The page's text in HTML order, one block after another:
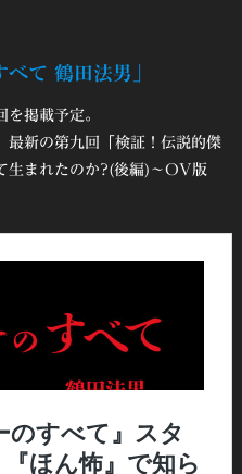
て 鶴田法男」
掲載予定。
最新の第九回「検証！伝説的傑
生まれたのか?(後編)～OV版